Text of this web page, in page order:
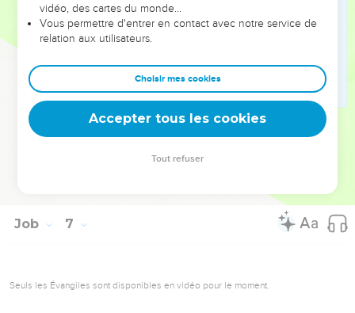
Eh bien, regardez-moi dans les yeux, voulez-vous ? Et
dites-moi si je vous joue la comédie.
vous que j’ignore le goût du malheur ? Regardez-moi : pas
de tricherie entre nous ! Regardez-moi encore : mon
innocence est évidente en cette affaire.
© Société biblique française – Bibli’O, 1997, avec autorisation. Pour vous procurer
Job 7
Seuls les Évangiles sont disponibles en vidéo pour le moment.
vidéo, des cartes du monde…
Vous permettre d'entrer en contact avec notre service de
relation aux utilisateurs.
Choisir mes cookies
Accepter tous les cookies
Tout refuser